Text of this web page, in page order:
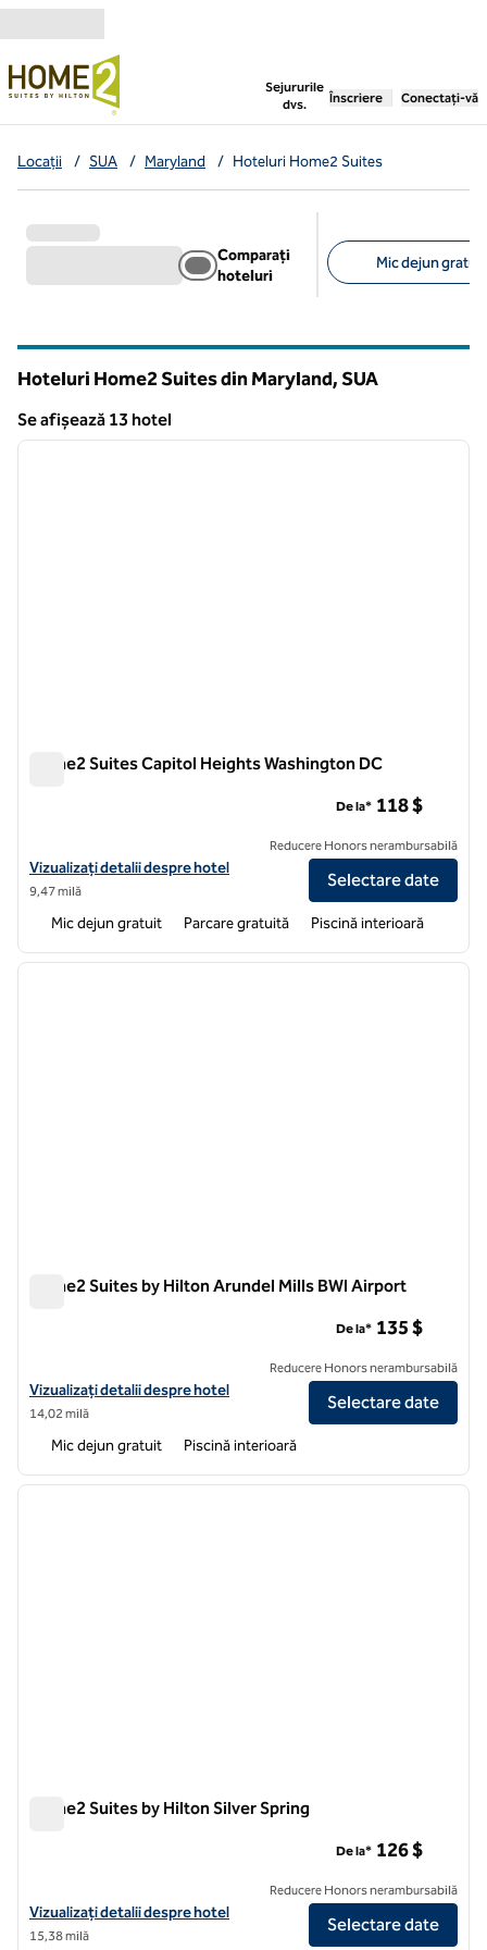
Salt la conținut
Sejururile
dvs.
, deschide o filă nouă
Înscriere Conectați-vă
Locații / SUA / Maryland / Hoteluri Home2 Suites
Comparați
hoteluri
Mic dejun
Hoteluri Home2 Suites din Maryland, SUA
Se afișează 13 hotel
Se afișează 13 hotel
1 din 11
Home2 Suites Capitol Heights Washington DC
Vizualizați detaliile hotelului pentru Home2 Suites Capitol Heights
Vizualizați detalii despre hotel
9,47 milă
De la* 118 $
Reducere Honors nerambursabilă
Selectare date
Mic dejun gratuit Parcare gratuită Piscină interioară
1 din 12
Home2 Suites by Hilton Arundel Mills BWI Airport
Vizualizați detaliile hotelului pentru Aeroportul BWI Home2 Suites
Vizualizați detalii despre hotel
14,02 milă
De la* 135 $
Reducere Honors nerambursabilă
Selectare date
Mic dejun gratuit Piscină interioară
1 din 12
Home2 Suites by Hilton Silver Spring
Vizualizați detaliile hotelului pentru Home2 Suites by Hilton Silver
Vizualizați detalii despre hotel
15,38 milă
De la* 126 $
Reducere Honors nerambursabilă
Selectare date